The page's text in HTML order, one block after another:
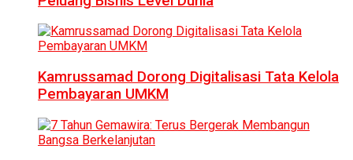
Kamrussamad Dorong Digitalisasi Tata Kelola
Pembayaran UMKM